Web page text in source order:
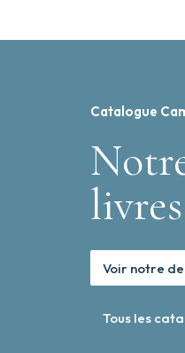
Catalogue
Voir notre
Tous les